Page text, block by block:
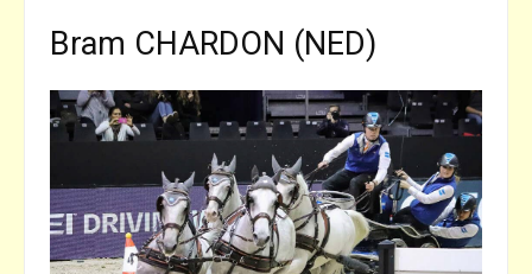
Bram CHARDON (NED)